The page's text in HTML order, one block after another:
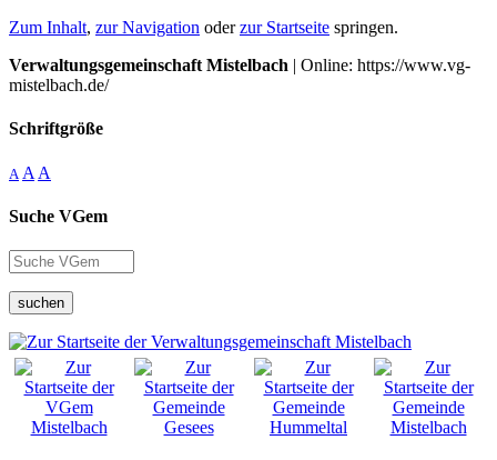
Zum Inhalt, zur Navigation oderzur Startseite springen.
Verwaltungsgemeinschaft Mistelbach | Online: https://www.vg-
mistelbach.de/
Schriftgröße
A A A
Suche VGem
suchen